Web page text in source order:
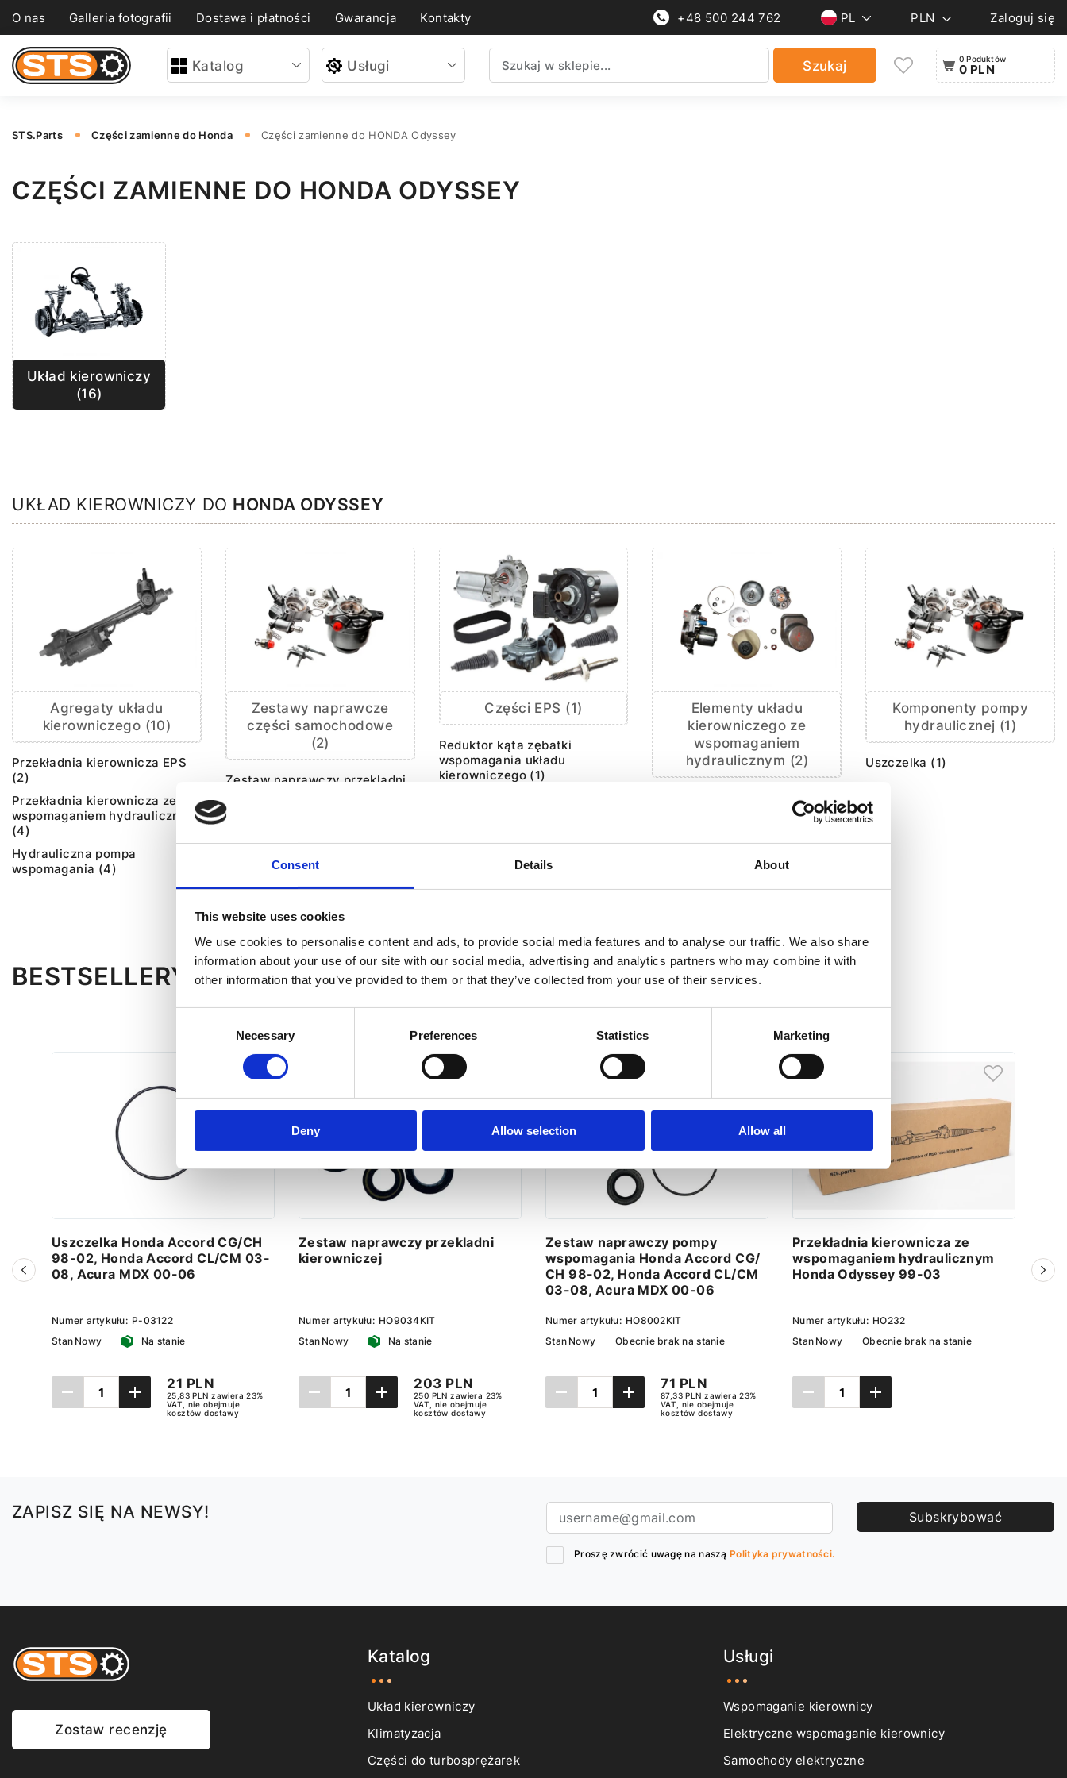
Consent Details About
This website uses cookies
We use cookies to personalise content and ads, to provide social media features and to analyse our traffic. We also share
information about your use of our site with our social media, advertising and analytics partners who may combine it with
other information that you’ve provided to them or that they’ve collected from your use of their services.
Necessary Preferences Statistics Marketing
Deny Allow selection Allow all
O nas Galleria fotografii Dostawa i płatności Gwarancja Kontakty +48 500 244 762 PL PLN Zaloguj się
Katalog Usługi Szukaj 0 Poduktów
0 PLN
STS.Parts Części zamienne do Honda Części zamienne do HONDA Odyssey
CZĘŚCI ZAMIENNE DO HONDA ODYSSEY
Układ kierowniczy
(16)
UKŁAD KIEROWNICZY DO HONDA ODYSSEY
Agregaty układu
kierowniczego (10)
Przekładnia kierownicza EPS
(2)
Przekładnia kierownicza ze
wspomaganiem hydraulicznym
(4)
Hydrauliczna pompa
wspomagania (4)
Zestawy naprawcze
części samochodowe
(2)
Zestaw naprawczy przekladni
Zestaw naprawczy pompy
Części EPS (1)
Reduktor kąta zębatki
wspomagania układu
kierowniczego (1)
Elementy układu
kierowniczego ze
wspomaganiem
hydraulicznym (2)
Komponenty pompy
hydraulicznej (1)
Uszczelka (1)
BESTSELLERY CZĘŚCI ZAMIENNYCH TEJ MARKI HONDA ODYSSEY
Uszczelka Honda Accord CG/СH
98-02, Honda Accord CL/CM 03-
08, Acura MDX 00-06
Numer artykułu: P-03122
Stan Nowy Na stanie
21 PLN
25,83 PLN zawiera 23%
VAT, nie obejmuje
kosztów dostawy
Zestaw naprawczy przekladni
kierowniczej
Numer artykułu: HO9034KIT
Stan Nowy Na stanie
203 PLN
250 PLN zawiera 23%
VAT, nie obejmuje
kosztów dostawy
Zestaw naprawczy pompy
wspomagania Honda Accord CG/
СH 98-02, Honda Accord CL/CM
03-08, Acura MDX 00-06
Numer artykułu: HO8002KIT
Stan Nowy Obecnie brak na stanie
71 PLN
87,33 PLN zawiera 23%
VAT, nie obejmuje
kosztów dostawy
Przekładnia kierownicza ze
wspomaganiem hydraulicznym
Honda Odyssey 99-03
Numer artykułu: HO232
Stan Nowy Obecnie brak na stanie
ZAPISZ SIĘ NA NEWSY! Subskrybować
Proszę zwrócić uwagę na naszą Polityka prywatności.
Zostaw recenzję
Katalog
Układ kierowniczy
Klimatyzacja
Części do turbosprężarek
Usługi
Wspomaganie kierownicy
Elektryczne wspomaganie kierownicy
Samochody elektryczne